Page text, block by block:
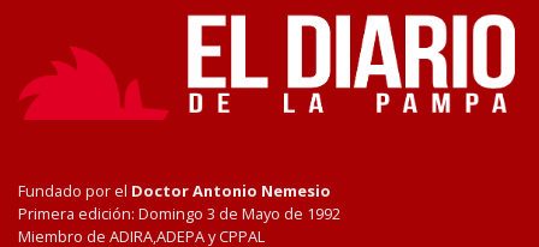
Fundado por el Doctor Antonio Nemesio
Primera edición: Domingo 3 de Mayo de 1992
Miembro de ADIRA,ADEPA y CPPAL